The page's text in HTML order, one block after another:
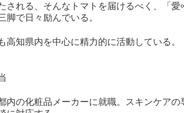
される、そんなトマトを届けるべく、「愛
で日々励んでいる。
高知県内を中心に精力的に活動している。
内の化粧品メーカーに就職。スキンケアの